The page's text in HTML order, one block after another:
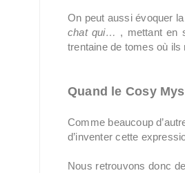
On peut aussi évoquer
chat qui… , mettant en
trentaine de tomes où
Quand le Cosy
Comme beaucoup
d’inventer cette
Nous retrouvons donc